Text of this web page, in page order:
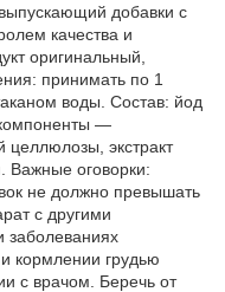
добавки с
качества и
оригинальный,
принимать по 1
воды. Состав: йод
—
целлюлозы, экстракт
Важные оговорки:
не должно превышать
с другими
заболеваниях
кормлении грудью
с врачом. Беречь от